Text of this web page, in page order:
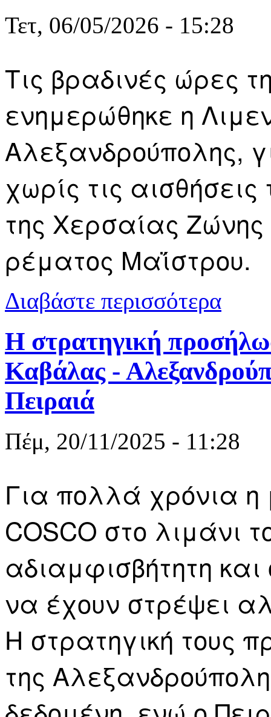
Τετ, 06/05/2026 - 15:28
Τις βραδινές ώρες
ενημερώθηκε η
Αλεξανδρούπολης,
χωρίς τις
της Χερσαίας
ρέματος Μαΐστρου.
Διαβάστε περισσότερα
Η στρατηγική
Καβάλας -
Πειραιά
Πέμ, 20/11/2025 - 11:28
Για πολλά χρόνια η
COSCO στο λιμάνι
αδιαμφισβήτητη
να έχουν στρέψει
Η στρατηγική τους
της